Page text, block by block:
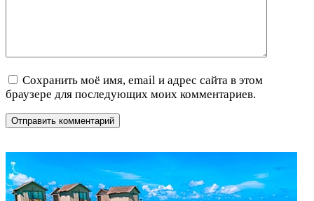
Сохранить моё имя, email и адрес сайта в этом
браузере для последующих моих комментариев.